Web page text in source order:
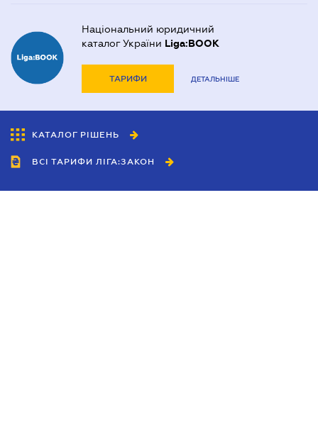
Національний юридичний
каталог України Liga:BOOK
ТАРИФИ ДЕТАЛЬНІШЕ
КАТАЛОГ РІШЕНЬ
ВСІ ТАРИФИ ЛІГА:ЗАКОН